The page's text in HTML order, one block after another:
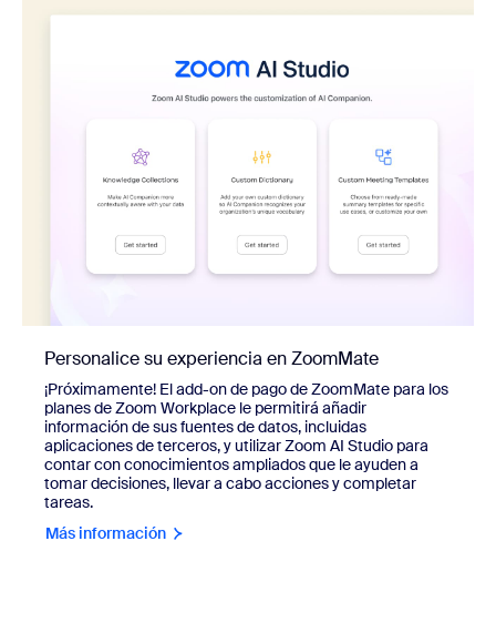
Personalice su experiencia en ZoomMate
¡Próximamente! El add-on de pago de ZoomMate para los
planes de Zoom Workplace le permitirá añadir
información de sus fuentes de datos, incluidas
aplicaciones de terceros, y utilizar Zoom AI Studio para
contar con conocimientos ampliados que le ayuden a
tomar decisiones, llevar a cabo acciones y completar
tareas.
Más información